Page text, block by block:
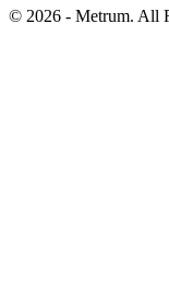
© 2026 - Metrum. All